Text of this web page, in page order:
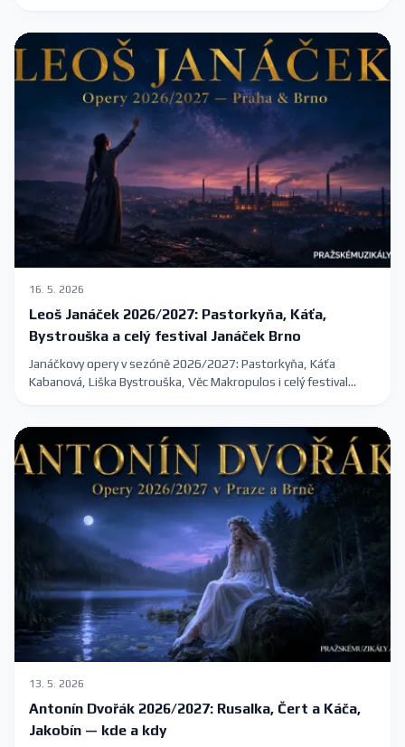
16. 5. 2026
Leoš Janáček 2026/2027: Pastorkyňa, Káťa,
Bystrouška a celý festival Janáček Brno
Janáčkovy opery v sezóně 2026/2027: Pastorkyňa, Káťa
Kabanová, Liška Bystrouška, Věc Makropulos i celý festival
13. 5. 2026
Antonín Dvořák 2026/2027: Rusalka, Čert a Káča,
Jakobín — kde a kdy